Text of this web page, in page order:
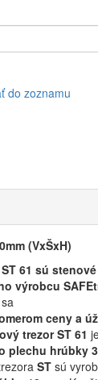
do zoznamu
(VxŠxH)
ST 61 sú stenové
výrobcu
sa
ceny a
trezor ST61
plechu hrúbky 3
ST sú